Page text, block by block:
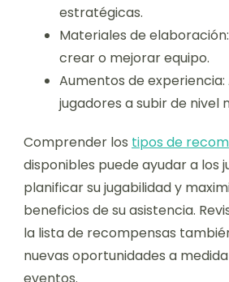
estratégicas.
Materiales de
crear o mejorar equipo.
Aumentos de experiencia:
jugadores a subir de nivel
Comprender los tipos de
disponibles puede ayudar a los
planificar su jugabilidad y
beneficios de su asistencia.
la lista de recompensas
nuevas oportunidades a
eventos.